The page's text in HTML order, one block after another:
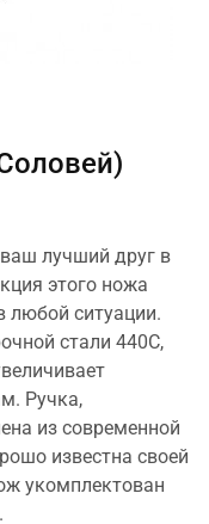
лучший друг в
этого ножа
любой ситуации.
стали 440C,
Ручка,
из современной
известна своей
укомплектован